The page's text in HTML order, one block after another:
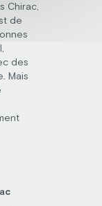
Chirac,
de
des
Mais